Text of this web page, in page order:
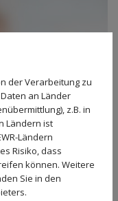
der Verarbeitung zu
an Länder
z.B. in
Ländern ist
Ländern
Risiko, dass
können. Weitere
Sie in den